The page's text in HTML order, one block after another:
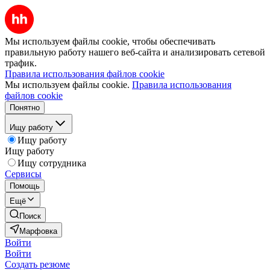
Мы используем файлы cookie, чтобы обеспечивать
правильную работу нашего веб-сайта и анализировать сетевой
трафик.
Правила использования файлов cookie
Мы используем файлы cookie. Правила использования
файлов cookie
Понятно
Ищу работу
Ищу работу
Ищу работу
Ищу сотрудника
Сервисы
Помощь
Ещё
Поиск
Марфовка
Войти
Войти
Создать резюме